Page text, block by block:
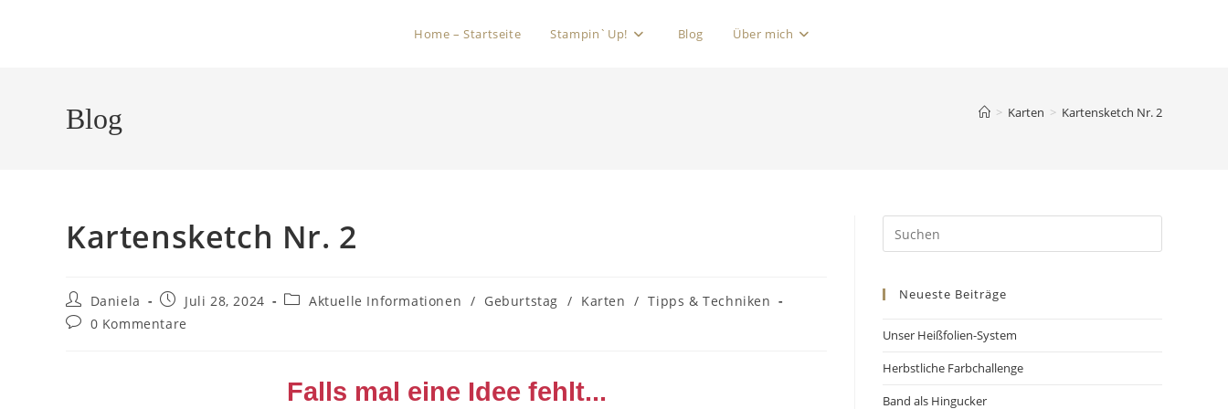
Home – Startseite Stampin`Up! Blog Über mich
Blog > Karten > Kartensketch Nr. 2
Kartensketch Nr. 2
Daniela Juli 28, 2024 Aktuelle Informationen / Geburtstag / Karten / Tipps & Techniken
0 Kommentare
Falls mal eine Idee fehlt...
Neueste Beiträge
Unser Heißfolien-System
Herbstliche Farbchallenge
Band als Hingucker